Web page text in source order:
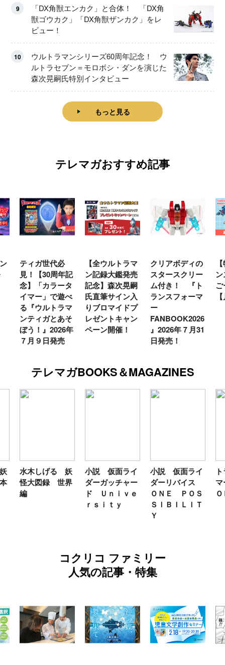
9
「DX角獣エンカク」と合体！ 「DX角
獣ゴウカク」「DX角獣ザンカク」をレ
ビュー！
10
ウルトラマンシリーズ60周年記念！ ウ
ルトラセブン＝モロボシ・ダンを演じた
森次晃嗣氏特別インタビュー
もっと見る
テレマガおすすめ記事
ティガ世代必
見！【30周年記
念】「カラータ
イマー」で遊べ
る『ウルトラマ
ンティガとあそ
ぼう！』2026年
７月９日発売
【全ウルトラマ
ン記録大鑑発売
記念】森次晃嗣
氏直筆サイン入
りブロマイドプ
レゼントキャン
ペーン開催！
クリアボディの
スタースクリー
ム付き！ 『ト
ランスフォーマ
ー
FANBOOK2026
』2026年７月31
日発売！
テレマガBOOKS＆MAGAZINES
水木しげる 妖
怪大図録 世界
編
小説 仮面ライ
ダーガッチャー
ド Ｕｎｉｖｅ
ｒｓｉｔｙ
小説 仮面ライ
ダーリバイス
ＯＮＥ ＰＯＳ
ＳＩＢＩＬＩＴ
Ｙ
コクリコ ファミリー
人気の記事・特集